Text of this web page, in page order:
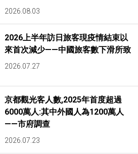
2026.08.03
2026上半年訪日旅客現疫情結束以
來首次減少——中國旅客數下滑所致
2026.07.27
京都觀光客人數,2025年首度超過
6000萬人:其中外國人為1200萬人
——市府調查
2026.07.23